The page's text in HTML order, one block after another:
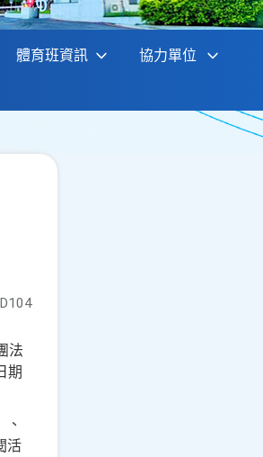
體育班資訊 協力單位
法
期
活